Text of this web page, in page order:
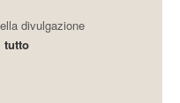
divulgazione
tutto